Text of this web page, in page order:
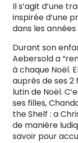
Il s’agit d’une
inspirée d’une
dans les années
Durant son
Aebersold a
à chaque Noël.
auprès de ses 2
lutin de Noël.
ses filles,
the Shelf : a
de manière
savoir pour